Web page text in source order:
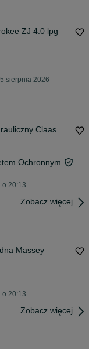
JEEP grand cherokee ZJ 4.0 lpg
sierpnia 2026
Claas
Ochronnym
o 20:13
Zobacz więcej
Massey
o 20:13
Zobacz więcej